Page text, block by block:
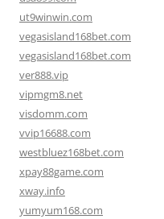
ut9winwin.com
vegasisland168bet.com
vegasisland168bet.com
ver888.vip
vipmgm8.net
visdomm.com
vvip16688.com
westbluez168bet.com
xpay88game.com
xway.info
yumyum168.com